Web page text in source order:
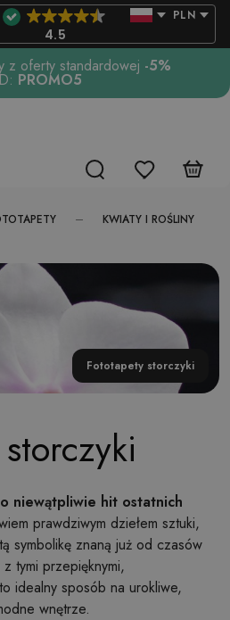
4.5
PLN
z oferty standardowej -5%
PROMO5
KWIATY I ROŚLINY
Fototapety storczyki
niewątpliwie hit ostatnich
prawdziwym dziełem sztuki,
symbolikę znaną już od czasów
tymi przepięknymi,
idealny sposób na urokliwe,
wnętrze.